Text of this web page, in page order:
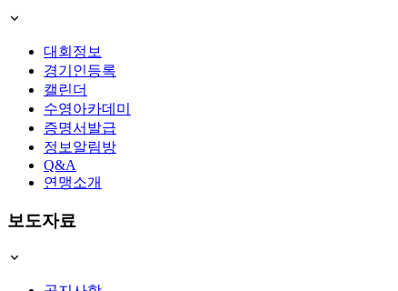
대회정보
경기인등록
캘린더
수영아카데미
증명서발급
정보알림방
Q&A
연맹소개
보도자료